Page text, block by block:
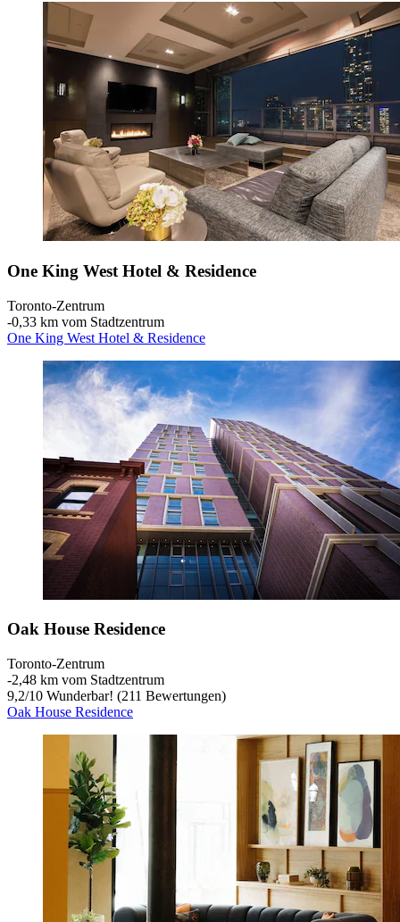
One King West Hotel & Residence
Toronto-Zentrum
‐0,33 km vom Stadtzentrum
One King West Hotel & Residence
Oak House Residence
Toronto-Zentrum
‐2,48 km vom Stadtzentrum
9,2/10 Wunderbar! (211 Bewertungen)
Oak House Residence